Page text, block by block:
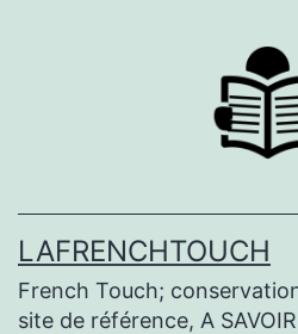
LAFRENCHTOUCH
French Touch;
site de référence, A SAVOIR